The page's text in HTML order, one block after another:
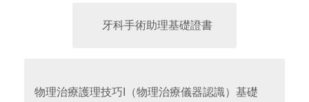
牙科手術助理基礎證書
物理治療護理技巧I（物理治療儀器認識）基礎